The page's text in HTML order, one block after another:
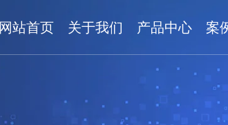
网站首页 关于我们 产品中心 案